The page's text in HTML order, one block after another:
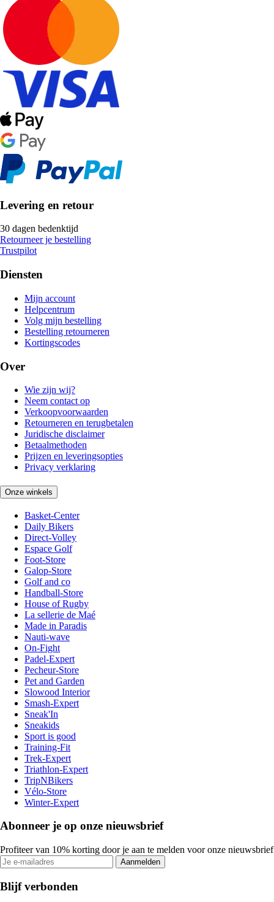
Levering en retour
30 dagen bedenktijd
Retourneer je bestelling
Trustpilot
Diensten
Mijn account
Helpcentrum
Volg mijn bestelling
Bestelling retourneren
Kortingscodes
Over
Wie zijn wij?
Neem contact op
Verkoopvoorwaarden
Retourneren en terugbetalen
Juridische disclaimer
Betaalmethoden
Prijzen en leveringsopties
Privacy verklaring
Onze winkels
Basket-Center
Daily Bikers
Direct-Volley
Espace Golf
Foot-Store
Galop-Store
Golf and co
Handball-Store
House of Rugby
La sellerie de Maé
Made in Paradis
Nauti-wave
On-Fight
Padel-Expert
Pecheur-Store
Pet and Garden
Slowood Interior
Smash-Expert
Sneak'In
Sneakids
Sport is good
Training-Fit
Trek-Expert
Triathlon-Expert
TripNBikers
Vélo-Store
Winter-Expert
Abonneer je op onze nieuwsbrief
Profiteer van 10% korting door je aan te melden voor onze nieuwsbrief
Aanmelden
Blijf verbonden